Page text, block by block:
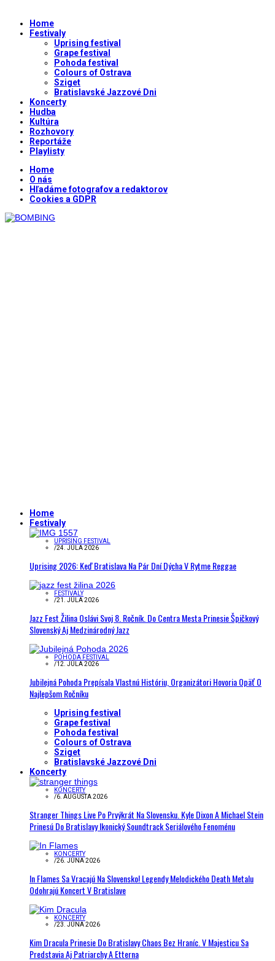
Home
Festivaly
Uprising festival
Grape festival
Pohoda festival
Colours of Ostrava
Sziget
Bratislavské Jazzové Dni
Koncerty
Hudba
Kultúra
Rozhovory
Reportáže
Playlisty
Home
O nás
Hľadáme fotografov a redaktorov
Cookies a GDPR
Home
Festivaly
UPRISING FESTIVAL
/24. JÚLA 2026
Uprising 2026: Keď Bratislava Na Pár Dní Dýcha V Rytme Reggae
FESTIVALY
/21. JÚLA 2026
Jazz Fest Žilina Oslávi Svoj 8. Ročník. Do Centra Mesta Prinesie Špičkový
Slovenský Aj Medzinárodný Jazz
POHODA FESTIVAL
/12. JÚLA 2026
Jubilejná Pohoda Prepísala Vlastnú Históriu, Organizátori Hovoria Opäť O
Najlepšom Ročníku
Uprising festival
Grape festival
Pohoda festival
Colours of Ostrava
Sziget
Bratislavské Jazzové Dni
Koncerty
KONCERTY
/6. AUGUSTA 2026
Stranger Things Live Po Prvýkrát Na Slovensku. Kyle Dixon A Michael Stein
Prinesú Do Bratislavy Ikonický Soundtrack Seriálového Fenoménu
KONCERTY
/26. JÚNA 2026
In Flames Sa Vracajú Na Slovensko! Legendy Melodického Death Metalu
Odohrajú Koncert V Bratislave
KONCERTY
/23. JÚNA 2026
Kim Dracula Prinesie Do Bratislavy Chaos Bez Hraníc. V Majesticu Sa
Predstavia Aj Patriarchy A Etterna